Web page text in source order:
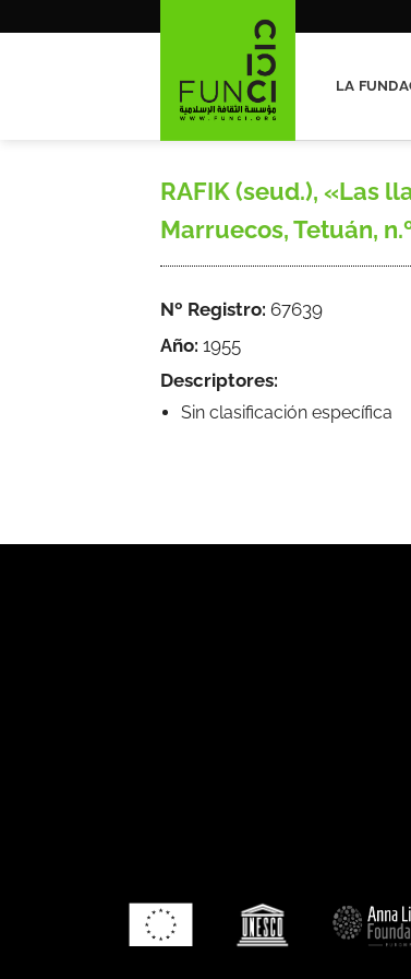
LA
RAFIK (seud.), «Las
Marruecos, Tetuán,
Nº Registro: 67639
Año: 1955
Descriptores:
Sin clasificación específica